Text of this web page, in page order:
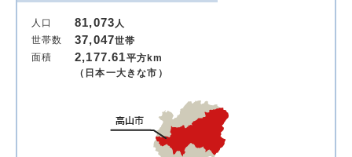
人口 81,073人
世帯数
37,047世帯
面積
2,177.61平方km
（日本一大きな市）